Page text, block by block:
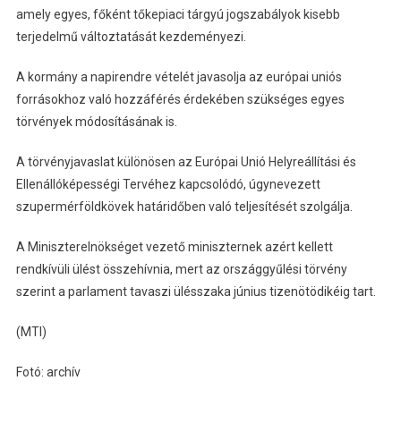
amely egyes, főként tőkepiaci tárgyú jogszabályok kisebb
terjedelmű változtatását kezdeményezi.
A kormány a napirendre vételét javasolja az európai uniós
forrásokhoz való hozzáférés érdekében szükséges egyes
törvények módosításának is.
A törvényjavaslat különösen az Európai Unió Helyreállítási és
Ellenállóképességi Tervéhez kapcsolódó, úgynevezett
szupermérföldkövek határidőben való teljesítését szolgálja.
A Miniszterelnökséget vezető miniszternek azért kellett
rendkívüli ülést összehívnia, mert az országgyűlési törvény
szerint a parlament tavaszi ülésszaka június tizenötödikéig tart.
(MTI)
Fotó: archív